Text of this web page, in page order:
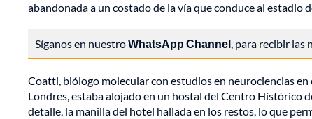
abandonada a un costado de la vía que conduce al estadio
Síganos en nuestroWhatsApp Channel, para recibir las
Coatti, biólogo molecular con estudios en neurociencias
Londres, estaba alojado en un hostal del Centro Histórico
detalle, la manilla del hotel hallada en los restos, lo que